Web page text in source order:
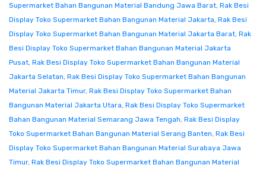
Supermarket Bahan Bangunan Material Bandung Jawa Barat, Rak Besi
Display Toko Supermarket Bahan Bangunan Material Jakarta, Rak Besi
Display Toko Supermarket Bahan Bangunan Material Jakarta Barat, Rak
Besi Display Toko Supermarket Bahan Bangunan Material Jakarta
Pusat, Rak Besi Display Toko Supermarket Bahan Bangunan Material
Jakarta Selatan, Rak Besi Display Toko Supermarket Bahan Bangunan
Material Jakarta Timur, Rak Besi Display Toko Supermarket Bahan
Bangunan Material Jakarta Utara, Rak Besi Display Toko Supermarket
Bahan Bangunan Material Semarang Jawa Tengah, Rak Besi Display
Toko Supermarket Bahan Bangunan Material Serang Banten, Rak Besi
Display Toko Supermarket Bahan Bangunan Material Surabaya Jawa
Timur, Rak Besi Display Toko Supermarket Bahan Bangunan Material